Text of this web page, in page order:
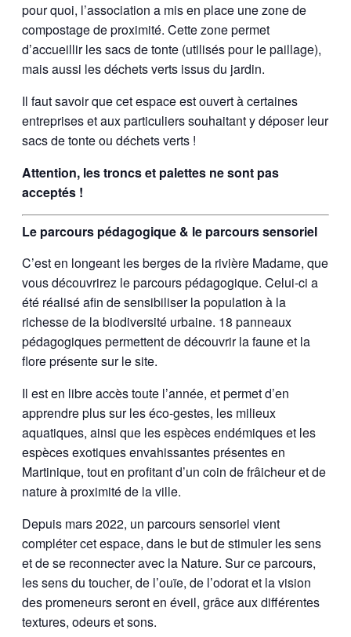
pour quoi, l’association a mis en place une zone de
compostage de proximité. Cette zone permet
d’accueillir les sacs de tonte (utilisés pour le paillage),
mais aussi les déchets verts issus du jardin.
Il faut savoir que cet espace est ouvert à certaines
entreprises et aux particuliers souhaitant y déposer leur
sacs de tonte ou déchets verts !
Attention, les troncs et palettes ne sont pas
acceptés !
Le parcours pédagogique & le parcours sensoriel
C’est en longeant les berges de la rivière Madame, que
vous découvrirez le parcours pédagogique. Celui-ci a
été réalisé afin de sensibiliser la population à la
richesse de la biodiversité urbaine. 18 panneaux
pédagogiques permettent de découvrir la faune et la
flore présente sur le site.
Il est en libre accès toute l’année, et permet d’en
apprendre plus sur les éco-gestes, les milieux
aquatiques, ainsi que les espèces endémiques et les
espèces exotiques envahissantes présentes en
Martinique, tout en profitant d’un coin de frâicheur et de
nature à proximité de la ville.
Depuis mars 2022, un parcours sensoriel vient
compléter cet espace, dans le but de stimuler les sens
et de se reconnecter avec la Nature. Sur ce parcours,
les sens du toucher, de l’ouïe, de l’odorat et la vision
des promeneurs seront en éveil, grâce aux différentes
textures, odeurs et sons.